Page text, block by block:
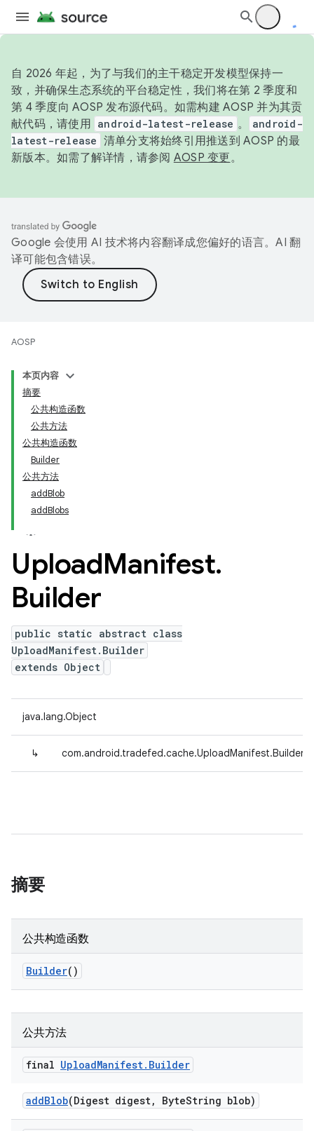
自 2026 年起，为了与我们的主干稳定开发模型保持一
致，并确保生态系统的平台稳定性，我们将在第 2 季度和
第 4 季度向 AOSP 发布源代码。如需构建 AOSP 并为其贡
献代码，请使用 android-latest-release 。
android-
latest-release 清单分支将始终引用推送到 AOSP 的最
新版本。如需了解详情，请参阅 AOSP 变更。
Google 会使用 AI 技术将内容翻译成您偏好的语言。AI 翻
译可能包含错误。
AOSP
本页内容
摘要
公共构造函数
公共方法
公共构造函数
Builder
公共方法
addBlob
addBlobs
UploadManifest.
Builder
public static abstract class
UploadManifest.Builder
extends Object
java.lang.Object
↳ com.android.tradefed.cache.UploadManifest.Builder
摘要
公共构造函数
Builder()
公共方法
final UploadManifest. Builder
addBlob(Digest digest, ByteString blob)